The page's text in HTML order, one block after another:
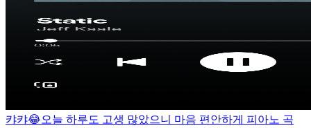
캬캬😂오늘 하루도 고생 많았으니 마음 편안하게 피아노 곡